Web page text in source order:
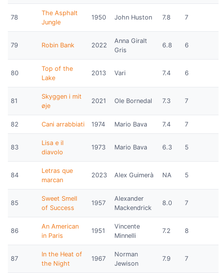
78
The Asphalt
Jungle
1950 John Huston 7.8 7
79 Robin Bank 2022
Anna Giralt
Gris
6.8 6
80
Top of the
Lake
2013 Vari 7.4 6
81
Skyggen i mit
øje
2021 Ole Bornedal 7.3 7
82 Cani arrabbiati 1974 Mario Bava 7.4 7
83
Lisa e il
diavolo
1973 Mario Bava 6.3 5
84
Letras que
marcan
2023 Alex Guimerà NA 5
85
Sweet Smell
of Success
1957
Alexander
Mackendrick
8.0 7
86
An American
in Paris
1951
Vincente
Minnelli
7.2 8
87
In the Heat of
the Night
1967
Norman
Jewison
7.9 7